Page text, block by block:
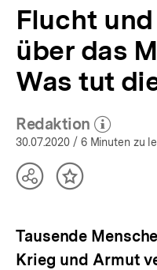
das
Mittelmeer:
Was
tut
die
EU?
Hintergrund
aktuell
bpb.de
Flucht
über das
Was tut
Redaktion
(Mehr zum
öffnen
30.07.2020 / 6 Minuten zu
TeilenInhalt
Tausende
Krieg und Armut